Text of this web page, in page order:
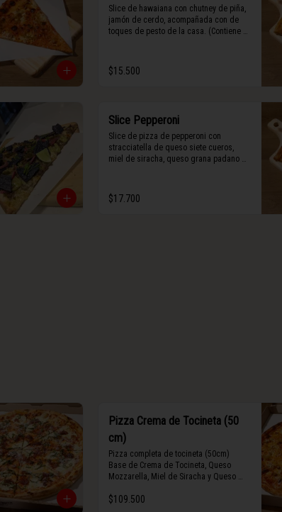
Slice de hawaiana con chutney de piña,
jamón de cerdo, acompañada con de
toques de pesto de la casa. (Contiene
$15.500
Slice Pepperoni
Slice de pizza de pepperoni con
stracciatella de queso siete cueros,
miel de siracha, queso grana padano y
$17.700
Pizza Crema de Tocineta (50
cm)
Pizza completa de tocineta (50cm)
Base de Crema de Tocineta, Queso
Mozzarella, Miel de Siracha y Queso
$109.500